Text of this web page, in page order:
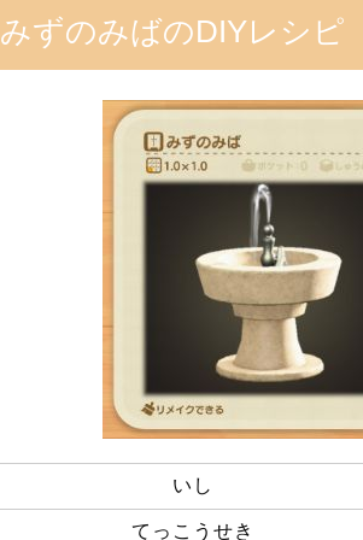
みずのみばのDIYレシピ
いし
てっこうせき